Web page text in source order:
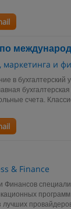
по
и
в бухгалтерский
счета.
& Finance
лучших